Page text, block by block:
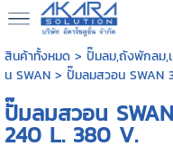
สินค้าทั้งหมด> ปั๊มลม,ถังพักลม,
น SWAN> ปั๊มลมสวอน SWAN
ปั๊มลมสวอน
240 L. 380 V.